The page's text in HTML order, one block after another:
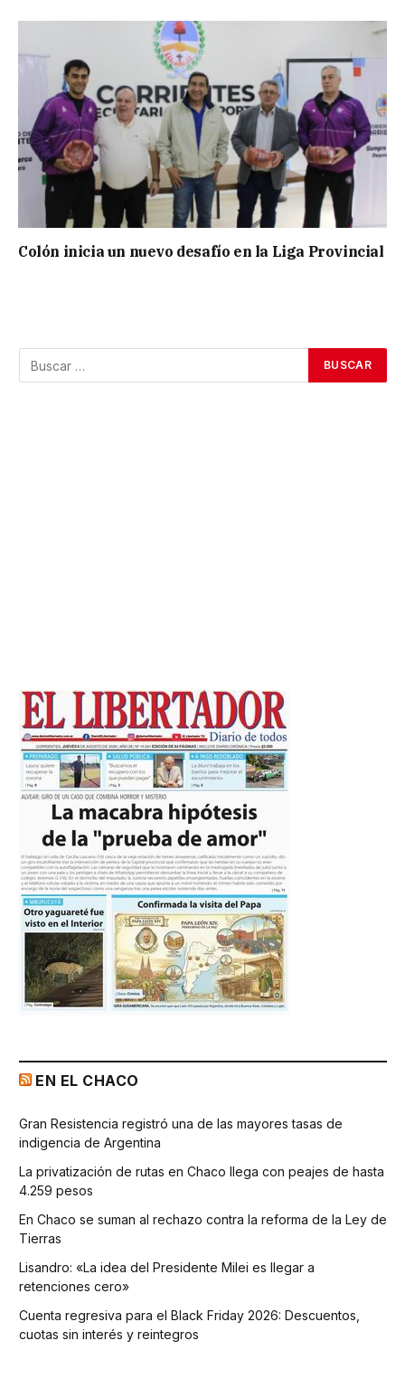
Colón inicia un nuevo desafío en la Liga Provincial
EN EL CHACO
Gran Resistencia registró una de las mayores tasas de
indigencia de Argentina
La privatización de rutas en Chaco llega con peajes de hasta
4.259 pesos
En Chaco se suman al rechazo contra la reforma de la Ley de
Tierras
Lisandro: «La idea del Presidente Milei es llegar a
retenciones cero»
Cuenta regresiva para el Black Friday 2026: Descuentos,
cuotas sin interés y reintegros